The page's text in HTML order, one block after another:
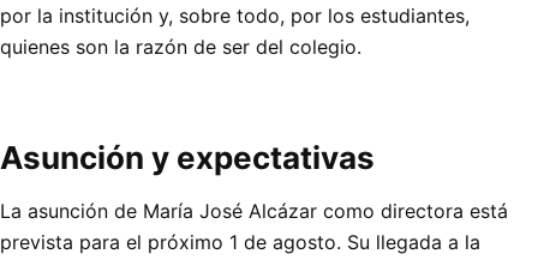
por la institución y, sobre todo, por los estudiantes,
quienes son la razón de ser del colegio.
Asunción y expectativas
La asunción de María José Alcázar como directora está
prevista para el próximo 1 de agosto. Su llegada a la